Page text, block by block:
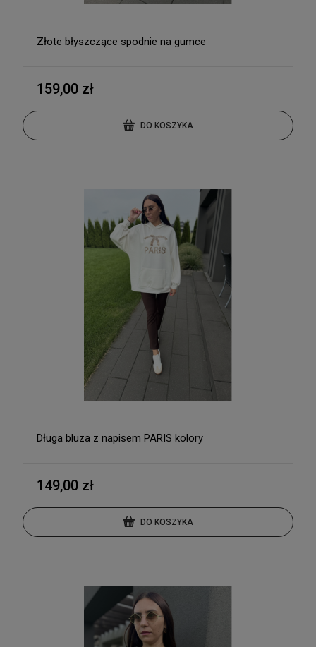
Złote błyszczące spodnie na gumce
159,00 zł
DO KOSZYKA
Długa bluza z napisem PARIS kolory
149,00 zł
DO KOSZYKA